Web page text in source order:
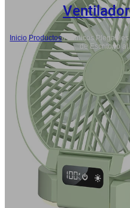
Inicio /Productos/Abanicos Plegables
de Escritorio